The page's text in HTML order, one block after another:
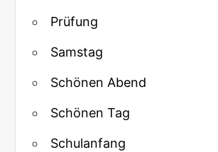
Prüfung
Samstag
Schönen Abend
Schönen Tag
Schulanfang